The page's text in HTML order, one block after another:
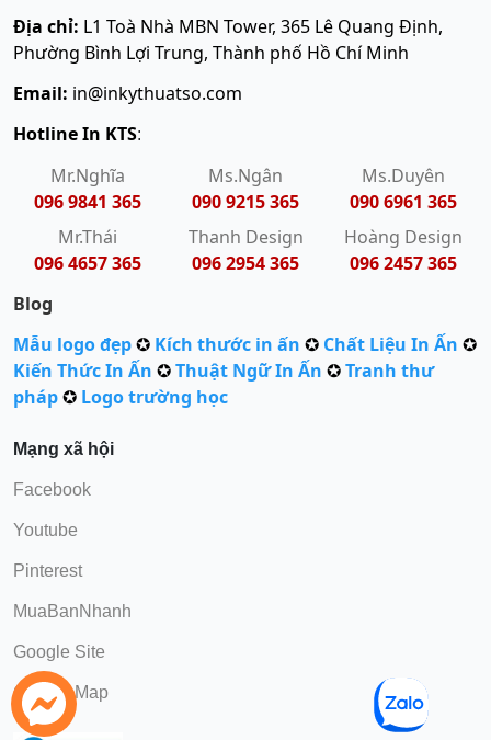
Địa chỉ: L1 Toà Nhà MBN Tower, 365 Lê Quang Định,
Phường Bình Lợi Trung, Thành phố Hồ Chí Minh
Email: in@inkythuatso.com
Hotline In KTS:
Mr.Nghĩa
096 9841 365
Ms.Ngân
090 9215 365
Ms.Duyên
090 6961 365
Mr.Thái
096 4657 365
Thanh Design
096 2954 365
Hoàng Design
096 2457 365
Blog
Mẫu logo đẹp✪ Kích thước in ấn ✪ Chất Liệu In Ấn ✪
Kiến Thức In Ấn ✪Thuật Ngữ In Ấn ✪Tranh thư
pháp✪ Logo trường học
Mạng xã hội
Facebook
Youtube
Pinterest
MuaBanNhanh
Google Site
Google Map